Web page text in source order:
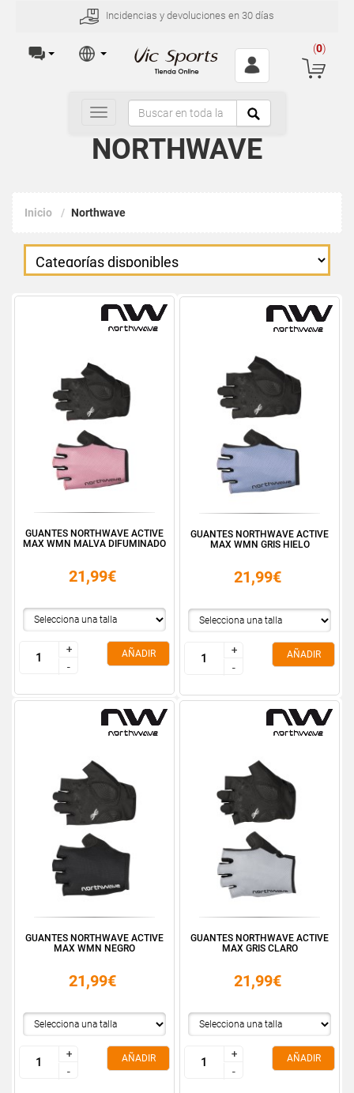
Incidencias y devoluciones en 30 días
(0)
Toggle
navigation
NORTHWAVE
Inicio Northwave
GUANTES NORTHWAVE ACTIVE
MAX WMN MALVA DIFUMINADO
21,99€
+
-
+
-
AÑADIR
GUANTES NORTHWAVE ACTIVE
MAX WMN GRIS HIELO
21,99€
+
-
+
-
AÑADIR
GUANTES NORTHWAVE ACTIVE
MAX WMN NEGRO
21,99€
+
-
+
-
AÑADIR
GUANTES NORTHWAVE ACTIVE
MAX GRIS CLARO
21,99€
+
-
+
-
AÑADIR